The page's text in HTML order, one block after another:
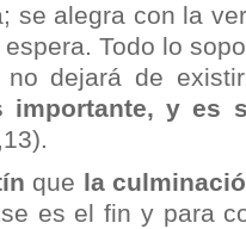
se alegra con la
Todo lo
no dejará de
importante, y es
que la
es el fin y para